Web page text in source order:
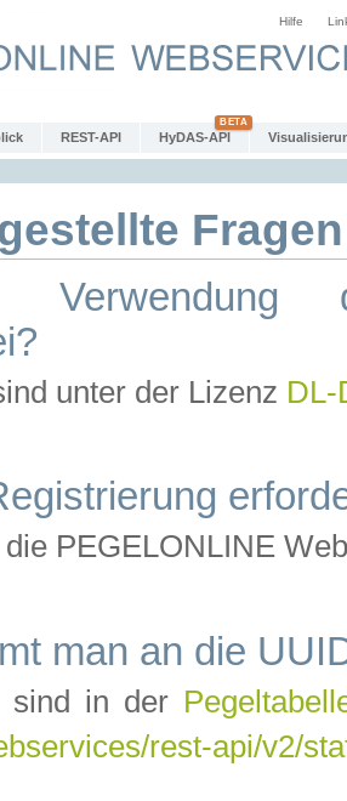
Hilfe
REST-API HyDAS-API
unter der Lizenz
PEGELONLINE
man an die
sind in der
rest-api/v2/